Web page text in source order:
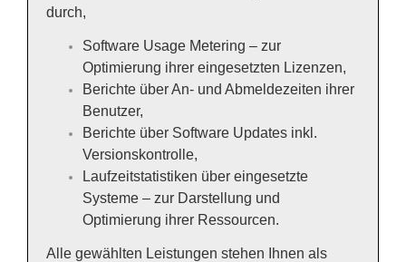
durch,
Software Usage Metering – zur
Optimierung ihrer eingesetzten Lizenzen,
Berichte über An- und Abmeldezeiten ihrer
Benutzer,
Berichte über Software Updates inkl.
Versionskontrolle,
Laufzeitstatistiken über eingesetzte
Systeme – zur Darstellung und
Optimierung ihrer Ressourcen.
Alle gewählten Leistungen stehen Ihnen als